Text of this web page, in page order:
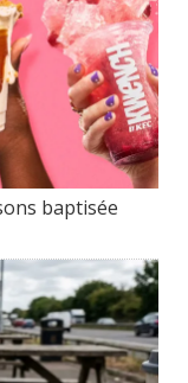
baptisée